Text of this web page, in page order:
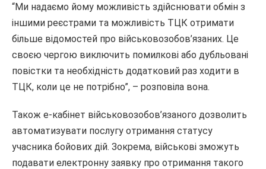
“Ми надаємо йому можливість здійснювати обмін з
іншими реєстрами та можливість ТЦК отримати
більше відомостей про військовозобов’язаних. Це
своєю чергою виключить помилкові або дубльовані
повістки та необхідність додатковий раз ходити в
ТЦК, коли це не потрібно”, – розповіла вона.
Також е-кабінет військовозобов’язаного дозволить
автоматизувати послугу отримання статусу
учасника бойових дій. Зокрема, військові зможуть
подавати електронну заявку про отримання такого